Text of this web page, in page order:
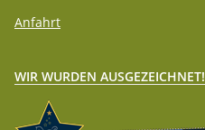
Anfahrt
WIR WURDEN AUSGEZEICHNET!